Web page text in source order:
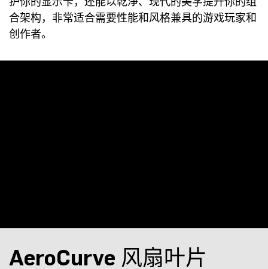
合架构，非常适合需要性能和风格兼具的游戏玩家和
创作者。
AeroCurve 风扇叶片